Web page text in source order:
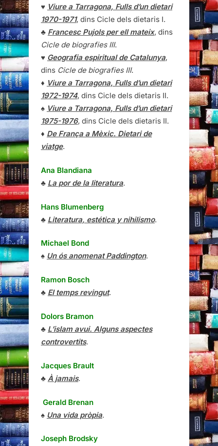
♥ Viure a Tarragona, Fulls d’un dietari
1970-1971, dins Cicle dels dietaris I.
♣ Francesc Pujols per ell mateix, dins
Cicle de biografies III.
♥ Geografia espiritual de Catalunya,
dins Cicle de biografies III.
♦ Viure a Tarragona, Fulls d’un dietari
1972-1974, dins Cicle dels dietaris II.
♠ Viure a Tarragona, Fulls d’un dietari
1975-1976, dins Cicle dels dietaris II.
♦ De França a Mèxic. Dietari de
viatge.
Ana Blandiana
♣ La por de la literatura.
Hans Blumenberg
♣ Literatura, estética y nihilismo.
Michael Bond
♠ Un ós anomenat Paddington.
Ramon Bosch
♣ El temps revingut.
Dolors Bramon
♣ L’islam avui. Alguns aspectes
controvertits.
Jacques Brault
♣ À jamais.
Gerald Brenan
♠ Una vida pròpia.
Joseph Brodsky